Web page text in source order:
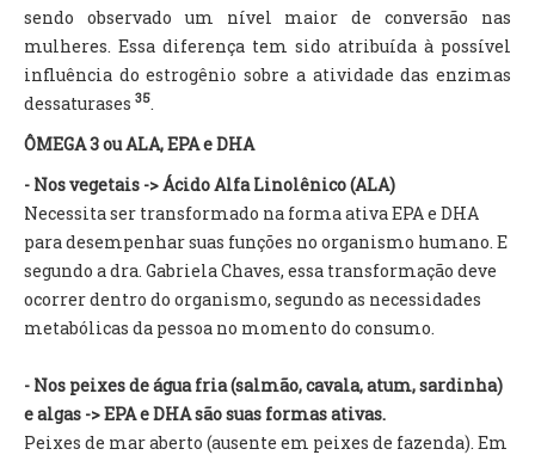
sendo observado um nível maior de conversão nas
mulheres. Essa diferença tem sido atribuída à possível
influência do estrogênio sobre a atividade das enzimas
dessaturases 35.
ÔMEGA 3 ou ALA, EPA e DHA
- Nos vegetais -> Ácido Alfa Linolênico (ALA)
Necessita ser transformado na forma ativa EPA e DHA
para desempenhar suas funções no organismo humano. E
segundo a dra. Gabriela Chaves, essa transformação deve
ocorrer dentro do organismo, segundo as necessidades
metabólicas da pessoa no momento do consumo.
- Nos peixes de água fria (salmão, cavala, atum, sardinha)
e algas -> EPA e DHA são suas formas ativas.
Peixes de mar aberto (ausente em peixes de fazenda). Em